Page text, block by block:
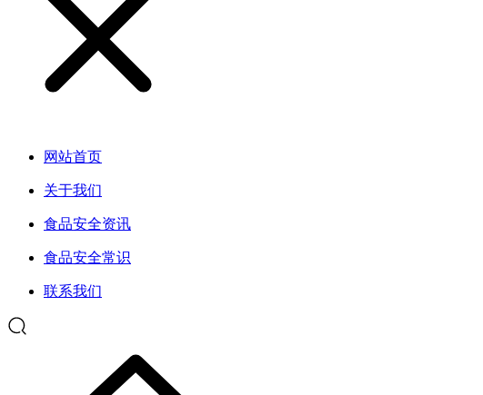
网站首页
关于我们
食品安全资讯
食品安全常识
联系我们